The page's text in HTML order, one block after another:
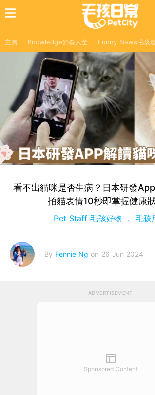
主頁 Knowledge飼養大全 Funny News毛孩
看不出貓咪是否生病？日本研發
拍貓表情10秒即掌握健康狀
Pet Staff 毛孩好物 毛孩
By Fennie Ng on 26 Jun 2024
ADVERTISEMENT
Sponsored Content